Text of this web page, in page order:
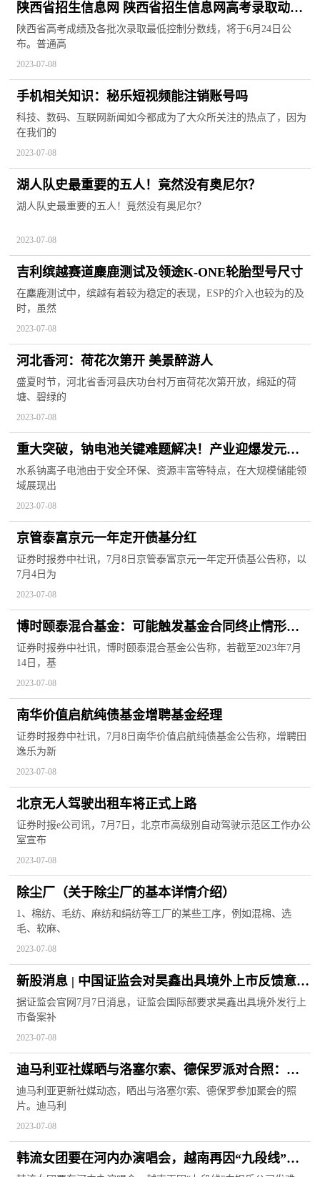
陕西省招生信息网 陕西省招生信息网高考录取动态
查询
陕西省高考成绩及各批次录取最低控制分数线，将于6月24日公
布。普通高
2023-07-08
手机相关知识：秘乐短视频能注销账号吗
科技、数码、互联网新闻如今都成为了大众所关注的热点了，因为
在我们的
2023-07-08
湖人队史最重要的五人！竟然没有奥尼尔？
湖人队史最重要的五人！竟然没有奥尼尔？
2023-07-08
吉利缤越赛道麋鹿测试及领途K-ONE轮胎型号尺寸
在麋鹿测试中，缤越有着较为稳定的表现，ESP的介入也较为的及
时，虽然
2023-07-08
河北香河：荷花次第开 美景醉游人
盛夏时节，河北省香河县庆功台村万亩荷花次第开放，绵延的荷
塘、碧绿的
2023-07-08
重大突破，钠电池关键难题解决！产业迎爆发元
年，这些公司投产进度曝光，北上资金加码4股超亿
元
水系钠离子电池由于安全环保、资源丰富等特点，在大规模储能领
域展现出
2023-07-08
京管泰富京元一年定开债基分红
证券时报券中社讯，7月8日京管泰富京元一年定开债基公告称，以
7月4日为
2023-07-08
博时颐泰混合基金：可能触发基金合同终止情形的
提示
证券时报券中社讯，博时颐泰混合基金公告称，若截至2023年7月
14日，基
2023-07-08
南华价值启航纯债基金增聘基金经理
证券时报券中社讯，7月8日南华价值启航纯债基金公告称，增聘田
逸乐为新
2023-07-08
北京无人驾驶出租车将正式上路
证券时报e公司讯，7月7日，北京市高级别自动驾驶示范区工作办公
室宣布
2023-07-08
除尘厂（关于除尘厂的基本详情介绍）
1、棉纺、毛纺、麻纺和绢纺等工厂的某些工序，例如混棉、选
毛、软麻、
2023-07-08
新股消息 | 中国证监会对昊鑫出具境外上市反馈意见
要求说明股权架构的合规性
据证监会官网7月7日消息，证监会国际部要求昊鑫出具境外发行上
市备案补
2023-07-08
迪马利亚社媒晒与洛塞尔索、德保罗派对合照：太
爱你们了
迪马利亚更新社媒动态，晒出与洛塞尔索、德保罗参加聚会的照
片。迪马利
2023-07-08
韩流女团要在河内办演唱会，越南再因“九段线”向